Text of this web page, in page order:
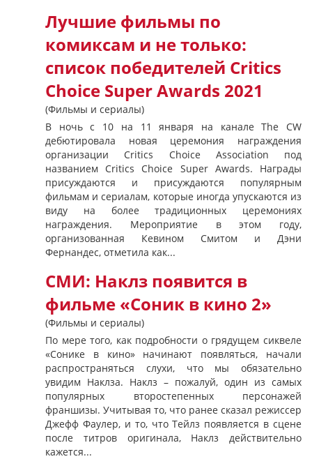
Лучшие фильмы по
комиксам и не только:
список победителей Critics
Choice Super Awards 2021
(Фильмы и сериалы)
В ночь с 10 на 11 января на канале The CW
дебютировала новая церемония награждения
организации Critics Choice Association под
названием Critics Choice Super Awards. Награды
присуждаются и присуждаются популярным
фильмам и сериалам, которые иногда упускаются из
виду на более традиционных церемониях
награждения. Мероприятие в этом году,
организованная Кевином Смитом и Дэни
Фернандес, отметила как...
СМИ: Наклз появится в
фильме «Соник в кино 2»
(Фильмы и сериалы)
По мере того, как подробности о грядущем сиквеле
«Сонике в кино» начинают появляться, начали
распространяться слухи, что мы обязательно
увидим Наклза. Наклз – пожалуй, один из самых
популярных второстепенных персонажей
франшизы. Учитывая то, что ранее сказал режиссер
Джефф Фаулер, и то, что Тейлз появляется в сцене
после титров оригинала, Наклз действительно
кажется...